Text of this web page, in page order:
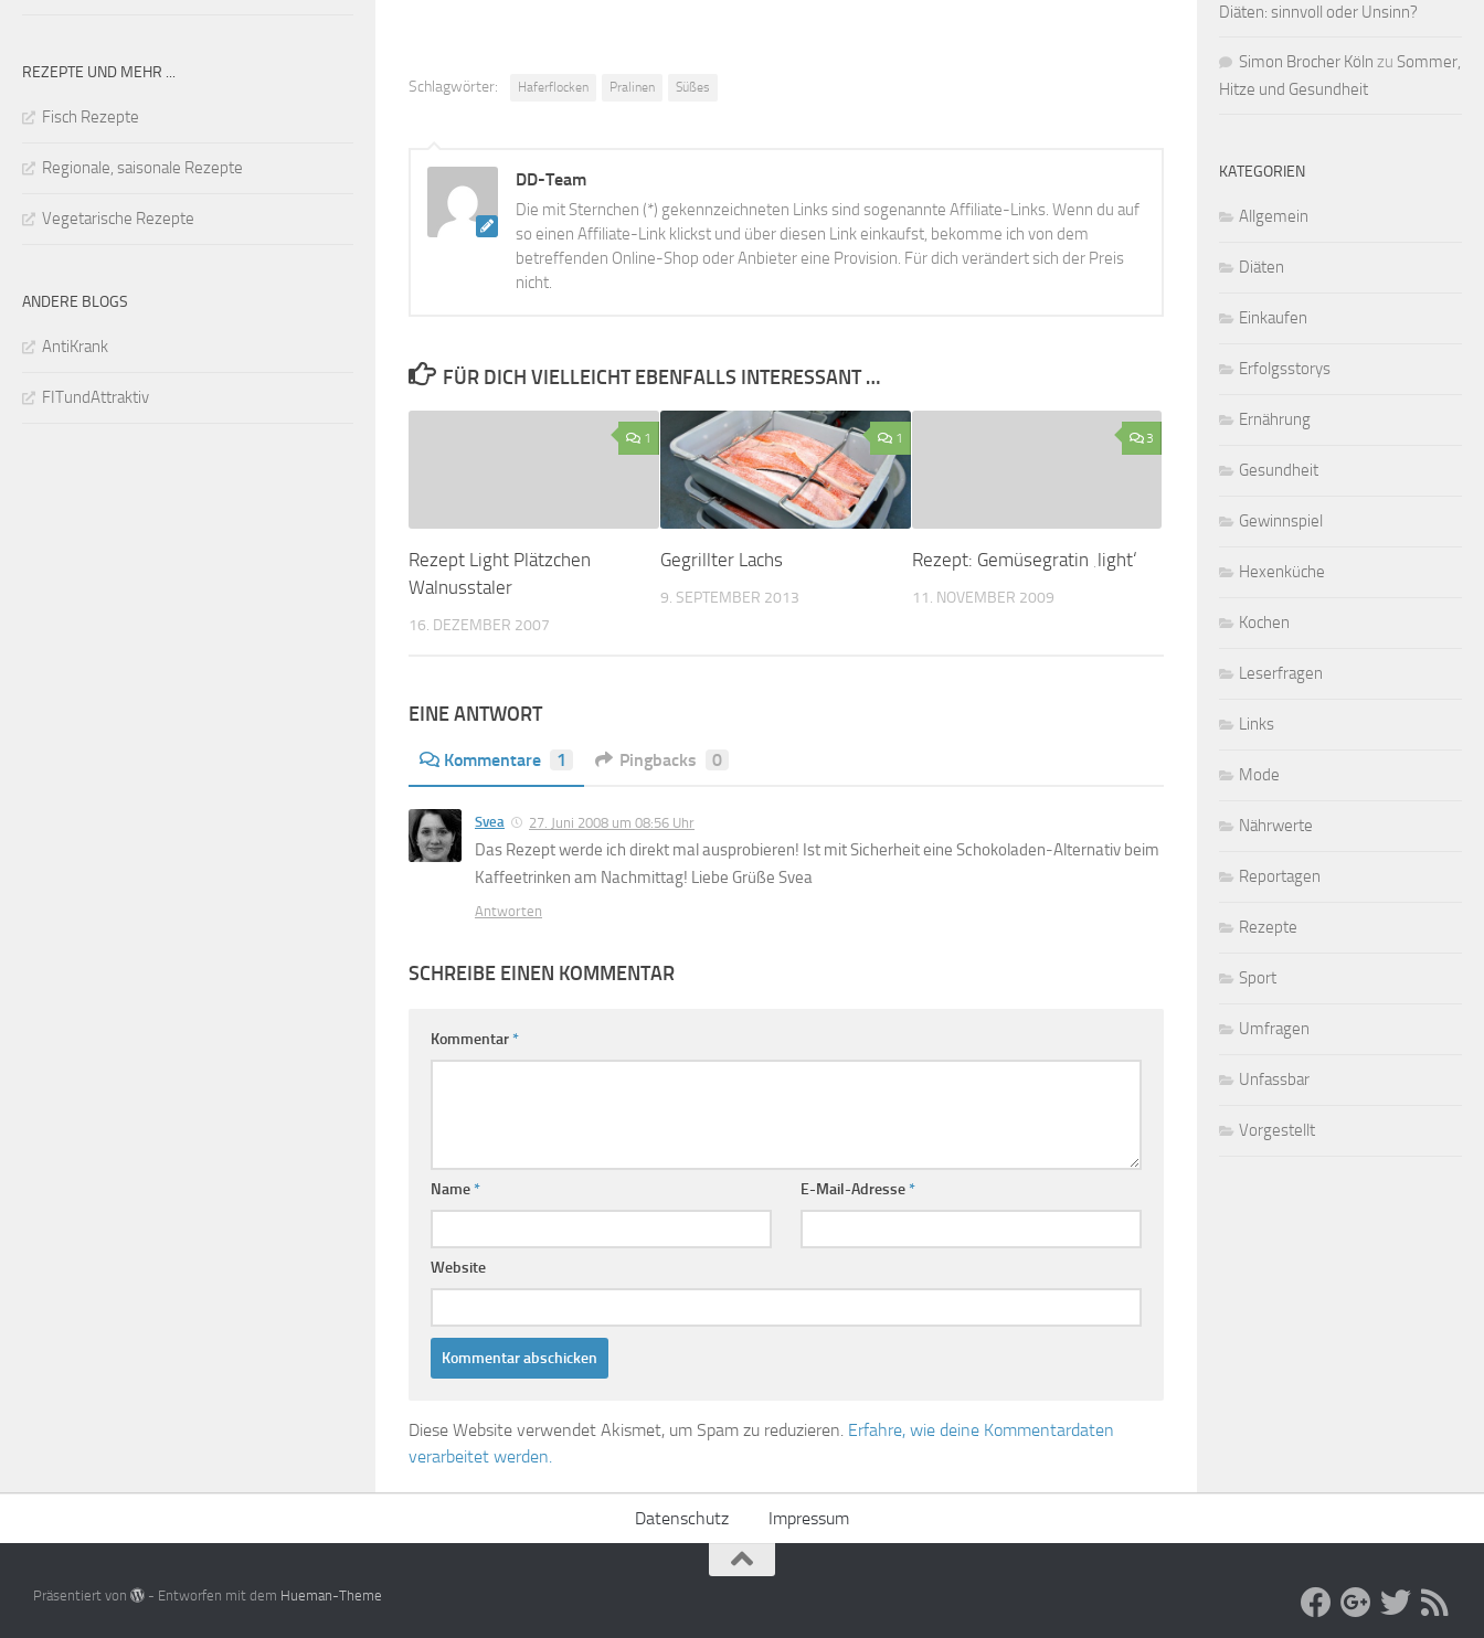
Schlagwörter: Haferflocken Pralinen Süßes
DD-Team
Die mit Sternchen (*) gekennzeichneten Links sind sogenannte Affiliate-Links. Wenn du auf
so einen Affiliate-Link klickst und über diesen Link einkaufst, bekomme ich von dem
betreffenden Online-Shop oder Anbieter eine Provision. Für dich verändert sich der Preis
nicht.
FÜR DICH VIELLEICHT EBENFALLS INTERESSANT …
1
Rezept Light Plätzchen
Walnusstaler
16. DEZEMBER 2007
1
Gegrillter Lachs
9. SEPTEMBER 2013
3
Rezept: Gemüsegratin ‚light‘
11. NOVEMBER 2009
EINE ANTWORT
Kommentare 1 Pingbacks 0
Svea 27. Juni 2008 um 08:56 Uhr
Das Rezept werde ich direkt mal ausprobieren! Ist mit Sicherheit eine Schokoladen-Alternativ beim
Kaffeetrinken am Nachmittag! Liebe Grüße Svea
Antworten
SCHREIBE EINEN KOMMENTAR
Kommentar*
Name* E-Mail-Adresse*
Website
Diese Website verwendet Akismet, um Spam zu reduzieren. Erfahre, wie deine Kommentardaten
verarbeitet werden.
REZEPTE UND MEHR ...
Fisch Rezepte
Regionale, saisonale Rezepte
Vegetarische Rezepte
ANDERE BLOGS
AntiKrank
FITundAttraktiv
Diäten: sinnvoll oder Unsinn?
Simon Brocher Köln zu Sommer,
Hitze und Gesundheit
KATEGORIEN
Allgemein
Diäten
Einkaufen
Erfolgsstorys
Ernährung
Gesundheit
Gewinnspiel
Hexenküche
Kochen
Leserfragen
Links
Mode
Nährwerte
Reportagen
Rezepte
Sport
Umfragen
Unfassbar
Vorgestellt
Datenschutz Impressum
Präsentiert von - Entworfen mit dem Hueman-Theme